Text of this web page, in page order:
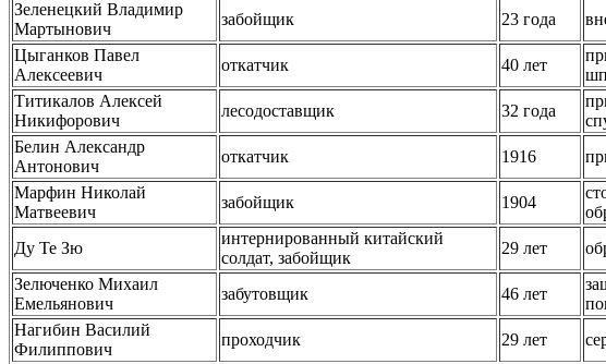
Зеленецкий Владимир
Мартынович
забойщик 23 года
Цыганков Павел
Алексеевич
откатчик 40 лет
Титикалов Алексей
Никифорович
лесодоставщик 32 года
Белин Александр
Антонович
откатчик 1916
Марфин Николай
Матвеевич
забойщик 1904
Ду Те Зю
интернированный китайский
солдат, забойщик
29 лет
Зелюченко Михаил
Емельянович
забутовщик 46 лет
Нагибин Василий
Филиппович
проходчик 29 лет